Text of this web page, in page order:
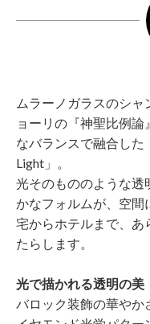
ムラーノガラスのシ
ョーリの『神聖比例
なバランスで融合した
Light」。
光そのもののような透
かなフォルムが、空間
宅からホテルまで、あ
たらします。
光で描かれる透明の美
バロック装飾の華やか